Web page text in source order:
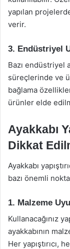
yapılan
verir.
3. Endüstriyel
Bazı endüstriyel
süreçlerinde ve
bağlama
ürünler elde
Ayakkabı
Dikkat
Ayakkabı
bazı önemli
1. Malzeme
Kullanacağınız
ayakkabının
Her yapıştırıcı,